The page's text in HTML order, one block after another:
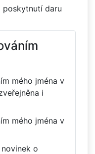
poskytnutí daru
mého jména v
i
mého jména v
o